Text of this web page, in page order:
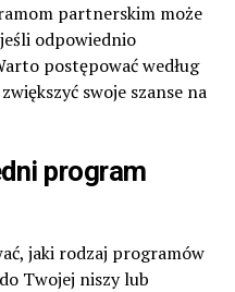
partnerskim może
odpowiednio
postępować według
swoje szanse na
program
jaki rodzaj programów
Twojej niszy lub